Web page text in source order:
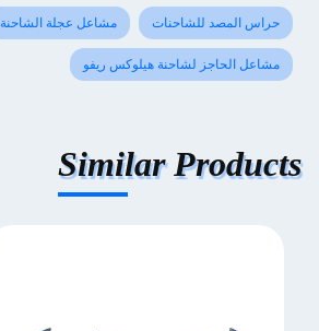
حراس المصد للشاحنات مشاعل عجلة الشاحنة
مشاعل الحاجز لشاحنة هيلوكس ريفو
Similar Products